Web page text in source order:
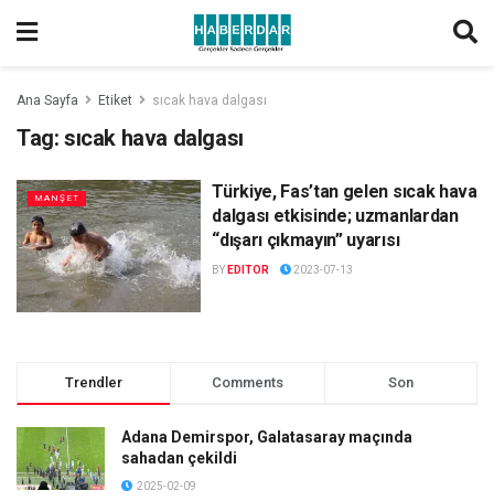
Ana Sayfa Etiket sıcak hava dalgası
Tag: sıcak hava dalgası
MANŞET
Türkiye, Fas’tan gelen sıcak hava
dalgası etkisinde; uzmanlardan
“dışarı çıkmayın” uyarısı
BY EDITOR 2023-07-13
Trendler Comments Son
Adana Demirspor, Galatasaray maçında
sahadan çekildi
2025-02-09